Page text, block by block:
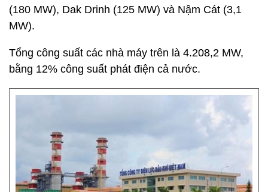
(180 MW), Dak Drinh (125 MW) và Nậm Cát (3,1
MW).
Tổng công suất các nhà máy trên là 4.208,2 MW,
bằng 12% công suất phát điện cả nước.